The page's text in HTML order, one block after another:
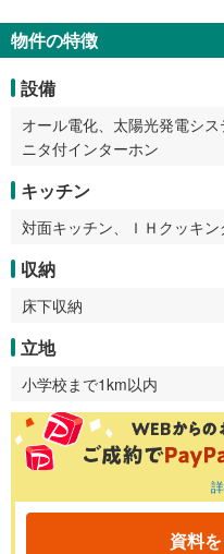
物件の特徴
設備
オール電化、太陽光発電シ
ニタ付インターホン
キッチン
対面キッチン、ＩＨクッキ
収納
床下収納
立地
小学校まで1km以内
資料